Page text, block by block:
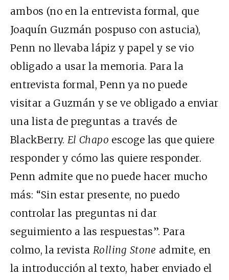
ambos (no en la entrevista formal, que
Joaquín Guzmán pospuso con astucia),
Penn no llevaba lápiz y papel y se vio
obligado a usar la memoria. Para la
entrevista formal, Penn ya no puede
visitar a Guzmán y se ve obligado a enviar
una lista de preguntas a través de
BlackBerry.El Chapo escoge las que quiere
responder y cómo las quiere responder.
Penn admite que no puede hacer mucho
más: “Sin estar presente, no puedo
controlar las preguntas ni dar
seguimiento a las respuestas”. Para
colmo, la revistaRolling Stone admite, en
la introducción al texto, haber enviado el